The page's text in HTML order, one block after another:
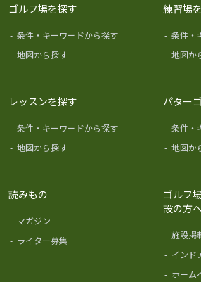
ゴルフ場を探す
- 条件・キーワードから探す
- 地図から探す
練習場
- 条件・
- 地図か
レッスンを探す
- 条件・キーワードから探す
- 地図から探す
パター
- 条件・
- 地図か
読みもの
- マガジン
- ライター募集
ゴルフ
設の方へ
- 施設掲
- インド
- ホーム